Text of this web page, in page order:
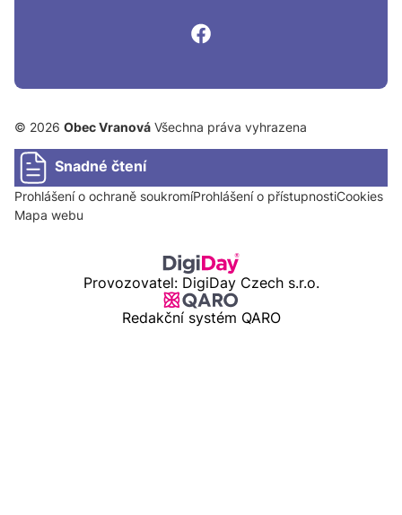
© 2026 Obec Vranová Všechna práva vyhrazena
Snadné čtení
Prohlášení o ochraně soukromíProhlášení o přístupnostiCookies
Mapa webu
Provozovatel: DigiDay Czech s.r.o.
Redakční systém QARO